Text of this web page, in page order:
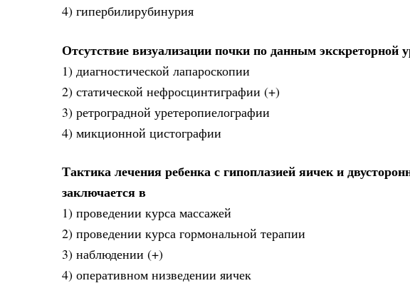
4) гипербилирубинурия
Отсутствие визуализации почки по данным экскреторной
1) диагностической лапароскопии
2) статической нефросцинтиграфии (+)
3) ретроградной уретеропиелографии
4) микционной цистографии
Тактика лечения ребенка с гипоплазией яичек и
заключается в
1) проведении курса массажей
2) проведении курса гормональной терапии
3) наблюдении (+)
4) оперативном низведении яичек